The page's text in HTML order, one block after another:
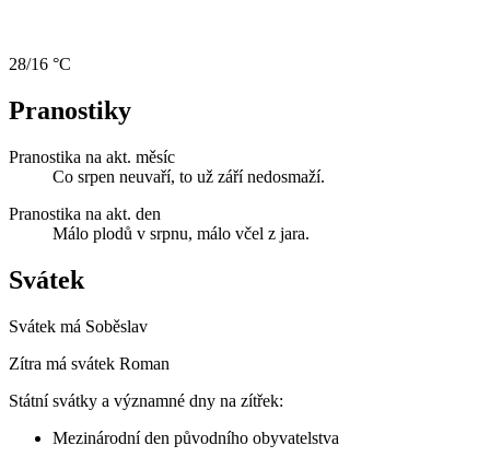
28/16 °C
Pranostiky
Pranostika na akt. měsíc
Co srpen neuvaří, to už září nedosmaží.
Pranostika na akt. den
Málo plodů v srpnu, málo včel z jara.
Svátek
Svátek má Soběslav
Zítra má svátek Roman
Státní svátky a významné dny na zítřek:
Mezinárodní den původního obyvatelstva